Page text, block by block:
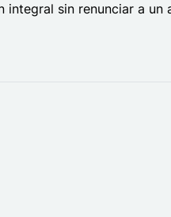
integral sin renunciar a un